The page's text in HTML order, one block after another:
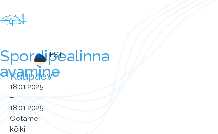
EST
Spordipealinna
avamine
Kuupäev
18.01.2025
–
18.01.2025
Ootame
kõiki